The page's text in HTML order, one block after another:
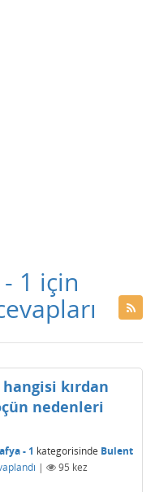
1 için
kırdan
nedenleri
- 1 kategorisinde Bulent
| 95 kez